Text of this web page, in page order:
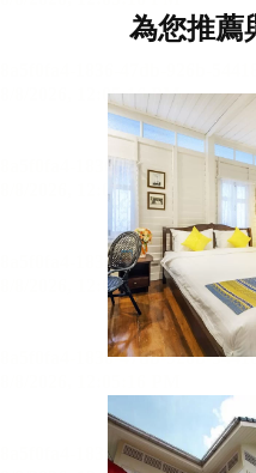
為您推薦